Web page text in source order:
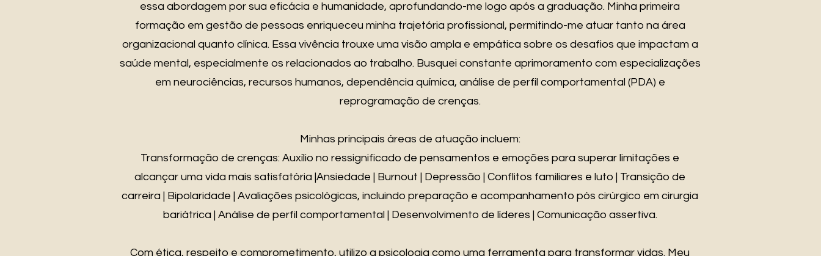
essa abordagem por sua eficácia e humanidade, aprofundando-me logo após a graduação. Minha primeira
formação em gestão de pessoas enriqueceu minha trajetória profissional, permitindo-me atuar tanto na área
organizacional quanto clínica. Essa vivência trouxe uma visão ampla e empática sobre os desafios que impactam a
saúde mental, especialmente os relacionados ao trabalho. Busquei constante aprimoramento com especializações
em neurociências, recursos humanos, dependência química, análise de perfil comportamental (PDA) e
reprogramação de crenças.
Minhas principais áreas de atuação incluem:
Transformação de crenças: Auxílio no ressignificado de pensamentos e emoções para superar limitações e
alcançar uma vida mais satisfatória |Ansiedade | Burnout | Depressão | Conflitos familiares e luto | Transição de
carreira | Bipolaridade | Avaliações psicológicas, incluindo preparação e acompanhamento pós cirúrgico em cirurgia
bariátrica | Análise de perfil comportamental | Desenvolvimento de líderes | Comunicação assertiva.
Com ética, respeito e comprometimento, utilizo a psicologia como uma ferramenta para transformar vidas. Meu